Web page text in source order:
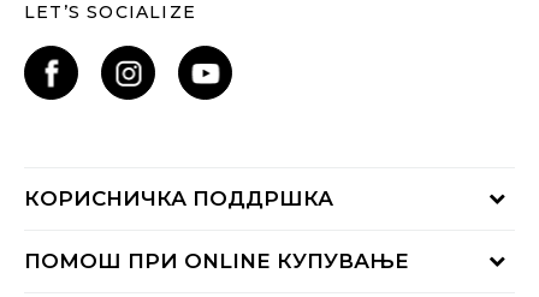
LET’S SOCIALIZE
КОРИСНИЧКА ПОДДРШКА
ПОМОШ ПРИ ONLINE КУПУВАЊЕ